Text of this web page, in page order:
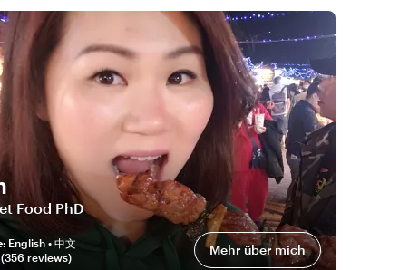
Food PhD
: English • 中文
(356 reviews) Mehr über mich